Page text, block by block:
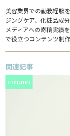
美容業界での勤務経験
ジングケア、化粧品成
メディアへの寄稿実績
で役立つコンテンツ制
関連記事
column